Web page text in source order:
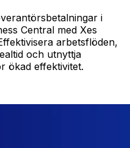
i
Central med Xes
arbetsflöden,
och utnyttja
ökad effektivitet.